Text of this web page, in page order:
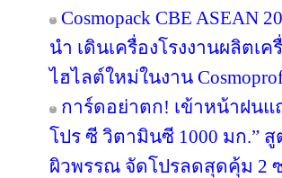
Cosmopack CBE ASEAN
นำ เดินเครื่องโรงงานผลิตเค
ไฮไลต์ใหม่ในงาน
การ์ดอย่าตก! เข้าหน้าฝน
โปร ซี วิตามินซี 1000 มก.”
ผิวพรรณ จัดโปรลดสุดคุ้ม 2 ซ